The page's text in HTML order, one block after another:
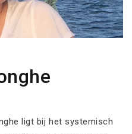
ligt bij het systemisch